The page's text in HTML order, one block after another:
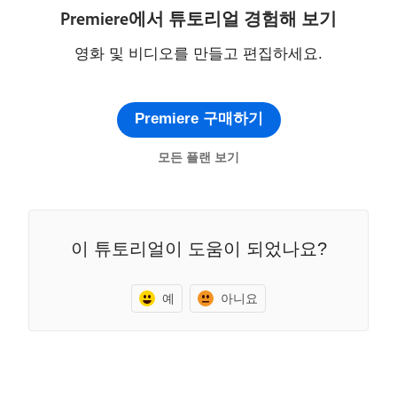
Premiere에서 튜토리얼 경험해 보기
영화 및 비디오를 만들고 편집하세요.
Premiere 구매하기
모든 플랜 보기
이 튜토리얼이 도움이 되었나요?
예 아니요